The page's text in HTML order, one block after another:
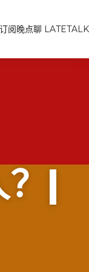
阅晚点聊 LATETALK
|